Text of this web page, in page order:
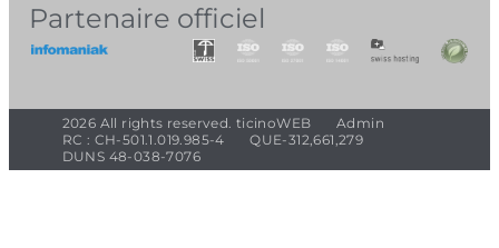
Partenaire officiel
2026 All rights reserved. ticinoWEB
Admin
RC : CH-501.1.019.985-4
QUE-312,661,279
DUNS 48-038-7076